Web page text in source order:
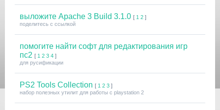
выложите Apache 3 Build 3.1.0 [ 1 2 ]
поделитесь с ссылкой
помогите найти софт для редактирования игр
пс2 [ 1 2 3 4 ]
для русификации
PS2 Tools Collection [ 1 2 3 ]
набор полезных утилит для работы с playstation 2